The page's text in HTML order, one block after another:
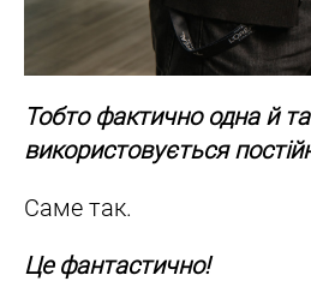
Тобто фактично одна й
використовується
Саме так.
Це фантастично!